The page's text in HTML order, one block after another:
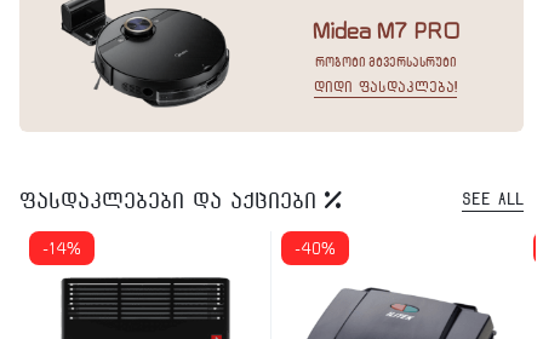
Midea M7 PRO
რობოტი მტვერსასრუტი
დიდი ფასდაკლება!
ფასდაკლებები და აქციები See All
-14% -40%